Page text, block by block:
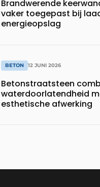
Brandwerende
vaker toegepast bij
energieopslag
BETON 12 JUNI 2026
Betonstraatsteen
waterdoorlatendheid
esthetische afwerking